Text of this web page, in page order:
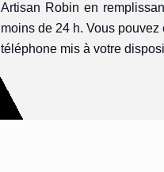
Artisan Robin en
moins de 24 h. Vous
téléphone mis à votre